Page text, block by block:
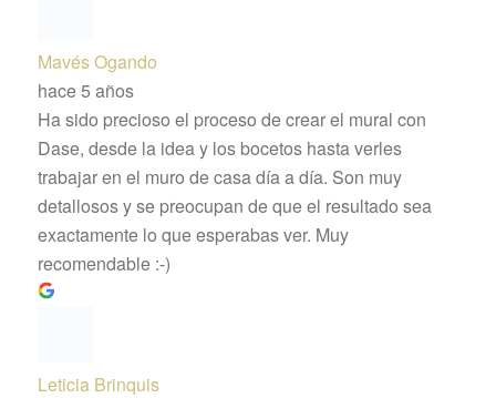
Mavés Ogando
hace 5 años
Ha sido precioso el proceso de crear el mural con
Dase, desde la idea y los bocetos hasta verles
trabajar en el muro de casa día a día. Son muy
detallosos y se preocupan de que el resultado sea
exactamente lo que esperabas ver. Muy
recomendable :-)
Leticia Brinquis